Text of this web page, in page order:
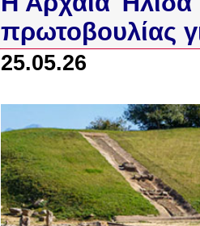
πρωτοβουλίας
25.05.26